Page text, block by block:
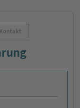
Kontakt